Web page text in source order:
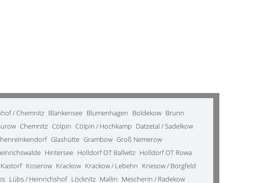
/ Chemnitz Blankensee Blumenhagen Boldekow Brunn
Chemnitz Cölpin Cölpin / Hochkamp Datzetal / Sadelkow
Glashütte Grambow Groß Nemerow
Hintersee Holldorf OT Ballwitz Holldorf OT Rowa
Koserow Krackow Krackow / Lebehn Kriesow / Borgfeld
Lübs / Heinrichshof Löcknitz Mallin Mescherin / Radekow